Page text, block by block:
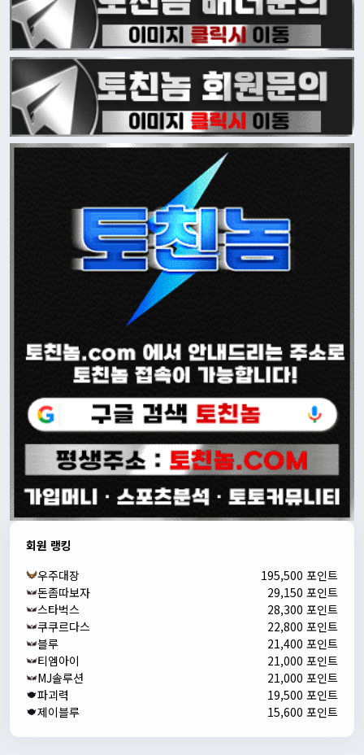
회원 랭킹
우주대장
195,500 포인트
돈좀따보자
29,150 포인트
스타벅스
28,300 포인트
쿠쿠르다스
22,800 포인트
블루
21,400 포인트
티엠아이
21,000 포인트
MJ솔루션
21,000 포인트
파괴력
19,500 포인트
제이블루
15,600 포인트